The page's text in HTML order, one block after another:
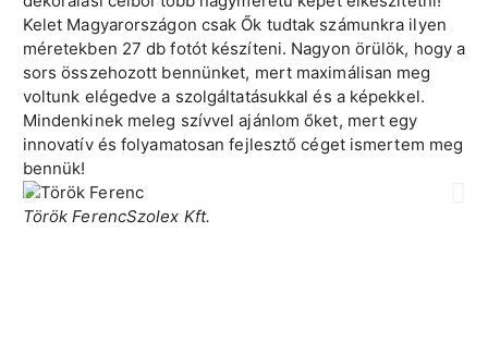
Kelet Magyarországon csak Ők tudtak számunkra ilyen
méretekben 27 db fotót készíteni. Nagyon örülök, hogy a
sors összehozott bennünket, mert maximálisan meg
voltunk elégedve a szolgáltatásukkal és a képekkel.
Mindenkinek meleg szívvel ajánlom őket, mert egy
innovatív és folyamatosan fejlesztő céget ismertem meg
bennük!
Török FerencSzolex Kft.